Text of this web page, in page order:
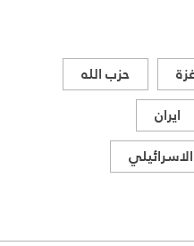
غزة
حزب الله
ايران